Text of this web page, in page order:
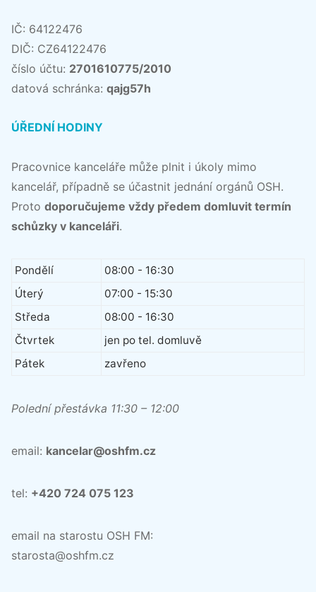
IČ: 64122476
DIČ: CZ64122476
číslo účtu: 2701610775/2010
datová schránka: qajg57h
ÚŘEDNÍ HODINY
Pracovnice kanceláře může plnit i úkoly mimo
kancelář, případně se účastnit jednání orgánů OSH.
Proto doporučujeme vždy předem domluvit termín
schůzky v kanceláři.
Pondělí
08:00 - 16:30
Úterý
07:00 - 15:30
Středa
08:00 - 16:30
Čtvrtek
jen po tel. domluvě
Pátek
zavřeno
Polední přestávka 11:30 – 12:00
email: kancelar@oshfm.cz
tel: +420 724 075 123
email na starostu OSH FM:
starosta@oshfm.cz